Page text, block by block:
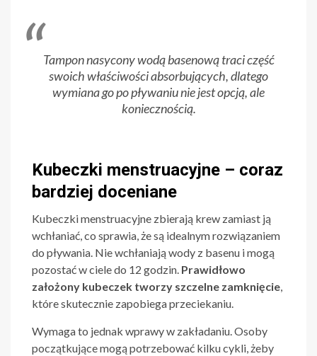
Tampon nasycony wodą basenową traci część
swoich właściwości absorbujących, dlatego
wymiana go po pływaniu nie jest opcją, ale
koniecznością.
Kubeczki menstruacyjne – coraz
bardziej doceniane
Kubeczki menstruacyjne zbierają krew zamiast ją
wchłaniać, co sprawia, że są idealnym rozwiązaniem
do pływania. Nie wchłaniają wody z basenu i mogą
pozostać w ciele do 12 godzin. Prawidłowo
założony kubeczek tworzy szczelne zamknięcie,
które skutecznie zapobiega przeciekaniu.
Wymaga to jednak wprawy w zakładaniu. Osoby
początkujące mogą potrzebować kilku cykli, żeby